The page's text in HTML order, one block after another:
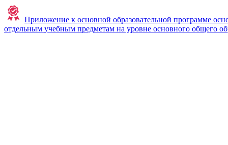
Приложение к основной образовательной программе
отдельным учебным предметам на уровне основного общего